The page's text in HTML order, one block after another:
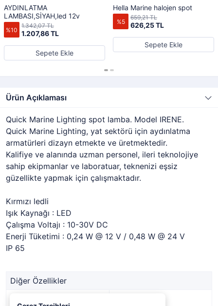
AYDINLATMA
LAMBASI,SİYAH,led 12v
%10 1.207,86 TL
1.342,07 TL
Sepete Ekle
Hella Marine halojen spot
%5 626,25 TL
659,21 TL
Sepete Ekle
Ürün Açıklaması
Quick Marine Lighting spot lamba. Model IRENE.
Quick Marine Lighting, yat sektörü için aydınlatma
armatürleri dizayn etmekte ve üretmektedir.
Kalifiye ve alanında uzman personel, ileri teknolojiye
sahip ekipmanlar ve laboratuar, teknenizi eşsiz
güzellikte yapmak için çalışmaktadır.
Kırmızı ledli
Işık Kaynağı : LED
Çalışma Voltajı : 10-30V DC
Enerji Tüketimi : 0,24 W @ 12 V / 0,48 W @ 24 V
IP 65
Diğer Özellikler